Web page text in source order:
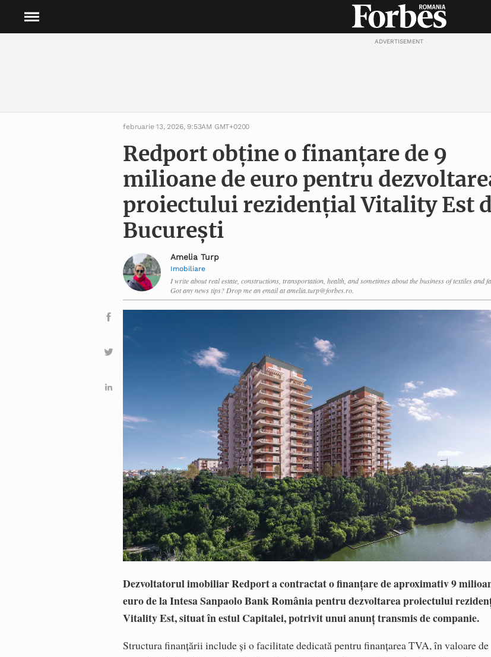
ADVERTISEMENT
februarie 13, 2026, 9:53AM GMT+0200
Redport obține o finanțare de 9
milioane de euro pentru
proiectului rezidențial Vitality Est
București
Amelia Turp
Imobiliare
I write about real estate, constructions, transportation, health, and sometimes about the business of textiles and
Got any news tips? Drop me an email at amelia.turp@forbes.ro.
Dezvoltatorul imobiliar Redport a contractat o finanțare de aproximativ 9
euro de la Intesa Sanpaolo Bank România pentru dezvoltarea proiectului
Vitality Est, situat în estul Capitalei, potrivit unui anunț transmis de companie.
Structura finanțării include și o facilitate dedicată pentru finanțarea TVA, în valoare de